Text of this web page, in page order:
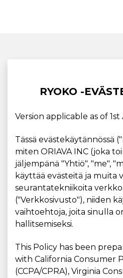
RYOKO -
Version applicable as of
Tässä evästekäytännössä
miten ORIAVA INC (joka
jäljempänä "Yhtiö", "me",
käyttää evästeitä ja muita
seurantatekniikoita
("Verkkosivusto"), niiden
vaihtoehtoja, joita sinulla
hallitsemiseksi.
This Policy has been
with California Consumer
(CCPA/CPRA), Virginia